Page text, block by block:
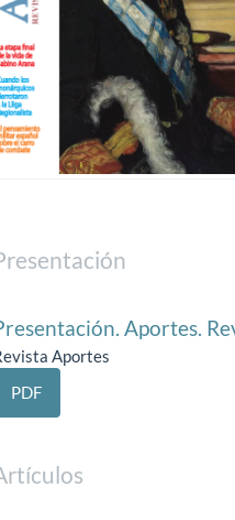
Aportes.
Aportes
PDF